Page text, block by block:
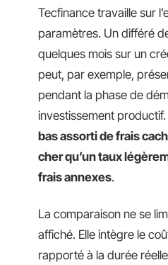
Tecfinance travaille sur
paramètres. Un différé
quelques mois sur un
peut, par exemple,
pendant la phase de
investissement productif.
bas assorti de frais
cher qu’un taux
frais annexes.
La comparaison ne se
affiché. Elle intègre le
rapporté à la durée